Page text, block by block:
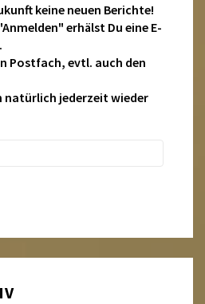
keine neuen Berichte!
erhälst Du eine E-
Postfach, evtl. auch den
natürlich jederzeit wieder